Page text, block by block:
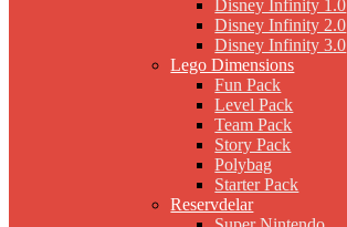
Disney Infinity 1.0
Disney Infinity 2.0
Disney Infinity 3.0
Lego Dimensions
Fun Pack
Level Pack
Team Pack
Story Pack
Polybag
Starter Pack
Reservdelar